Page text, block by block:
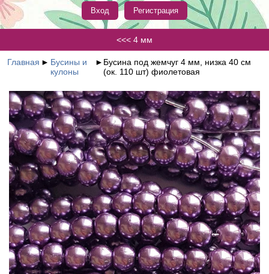
Вход Регистрация
<<< 4 мм
Главная ► Бусины и
кулоны
► Бусина под жемчуг 4 мм, низка 40 см
(ок. 110 шт) фиолетовая